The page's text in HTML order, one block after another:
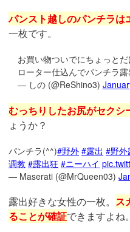
パンスト越しのパンチラは
一枚です。
お買い物ついでにちょっと
ローター仕込んでパンチラ露
— しの (@ReShino3)
むっちりしたお尻がセクシ
ょうか？
パンチラ(^^)#野外 #露出 #野外
调教 #露出狂 #ニーハイ
— Maserati (@MrQueen03)
露出好きな女性の一枚。 ス
ることが確証できますよね。